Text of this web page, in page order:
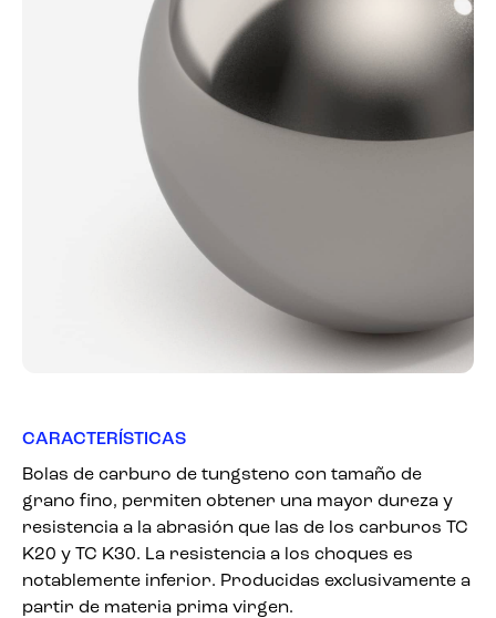
CARACTERÍSTICAS
Bolas de carburo de tungsteno con tamaño de
grano fino, permiten obtener una mayor dureza y
resistencia a la abrasión que las de los carburos TC
K20 y TC K30. La resistencia a los choques es
notablemente inferior. Producidas exclusivamente a
partir de materia prima virgen.